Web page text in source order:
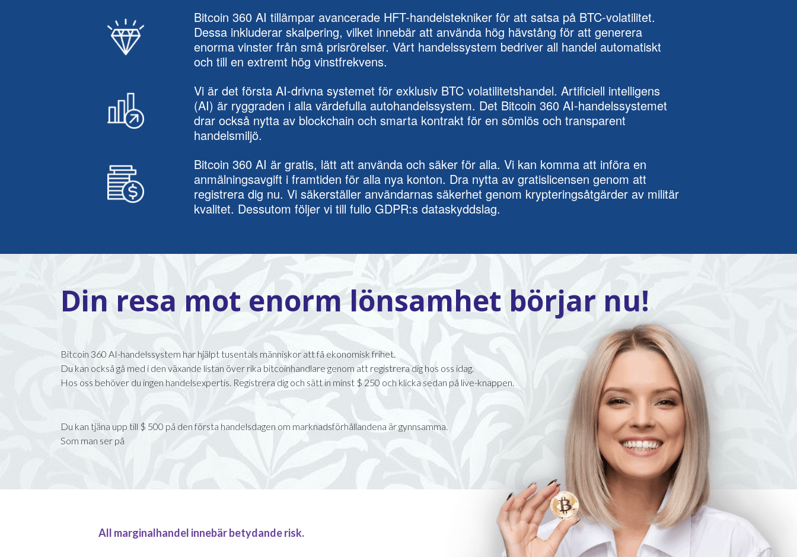
Bitcoin 360 AI tillämpar avancerade HFT-handelstekniker för att satsa på BTC-volatilitet.
Dessa inkluderar skalpering, vilket innebär att använda hög hävstång för att generera
enorma vinster från små prisrörelser. Vårt handelssystem bedriver all handel automatiskt
och till en extremt hög vinstfrekvens.
Vi är det första AI-drivna systemet för exklusiv BTC volatilitetshandel. Artificiell intelligens
(AI) är ryggraden i alla värdefulla autohandelssystem. Det Bitcoin 360 AI-handelssystemet
drar också nytta av blockchain och smarta kontrakt för en sömlös och transparent
handelsmiljö.
Bitcoin 360 AI är gratis, lätt att använda och säker för alla. Vi kan komma att införa en
anmälningsavgift i framtiden för alla nya konton. Dra nytta av gratislicensen genom att
registrera dig nu. Vi säkerställer användarnas säkerhet genom krypteringsåtgärder av militär
kvalitet. Dessutom följer vi till fullo GDPR:s dataskyddslag.
Din resa mot enorm lönsamhet börjar nu!
Bitcoin 360 AI-handelssystem har hjälpt tusentals människor att få ekonomisk frihet.
Du kan också gå med i den växande listan över rika bitcoinhandlare genom att registrera dig hos oss idag.
Hos oss behöver du ingen handelsexpertis. Registrera dig och sätt in minst $ 250 och klicka sedan på live-knappen.
Du kan tjäna upp till $ 500 på den första handelsdagen om marknadsförhållandena är gynnsamma.
Som man ser på
All marginalhandel innebär betydande risk.